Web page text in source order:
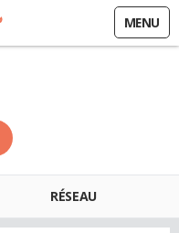
MENU
RÉSEAU